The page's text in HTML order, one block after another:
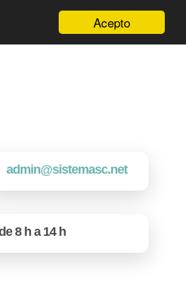
Acepto
admin@sistemasc.net
8 h a 14 h